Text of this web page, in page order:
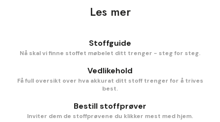
Les mer
Stoffguide
Nå skal vi finne stoffet møbelet ditt trenger - steg for steg.
Vedlikehold
Få full oversikt over hva akkurat ditt stoff trenger for å trives
best.
Bestill stoffprøver
Inviter dem de stoffprøvene du klikker mest med hjem.